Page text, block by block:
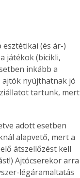
esztétikai (és ár-)
játékok (bicikli,
inkább a
ajtók nyújthatnak jó
tartunk, mert
adott esetben
alapvető, mert a
átszellőzést kell
Ajtócserekor arra
légáramaltatás